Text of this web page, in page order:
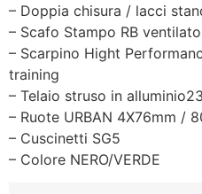
– Doppia chisura / lacci
– Scafo Stampo RB
– Scarpino Hight
training
– Telaio struso in
– Ruote URBAN 4X76mm /
– Cuscinetti SG5
– Colore NERO/VERDE